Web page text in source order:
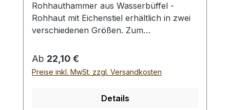
Rohhauthammer aus Wasserbüffel -
Rohhaut mit Eichenstiel erhältlich in zwei
verschiedenen Größen. Zum
Locheisen, Punziereisen, etc.
Auswahlliste:#1 Gesamtgewicht: 295
Gramm / Kopf - Ø : 48 mm / Gesamtlänge
Kopf - Ø : 42 mm / Gesamtlänge : 290 mm
Regulärer Preis:
Ab 22,10 €
Preise inkl. MwSt. zzgl. Versandkosten
Details